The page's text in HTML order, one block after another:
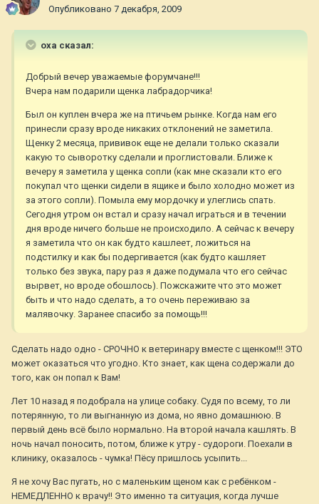
Опубликовано 7 декабря, 2009
oxa сказал:
Добрый вечер уважаемые форумчане!!!
Вчера нам подарили щенка лабрадорчика!
Был он куплен вчера же на птичьем рынке. Когда нам его
принесли сразу вроде никаких отклонений не заметила.
Щенку 2 месяца, прививок еще не делали только сказали
какую то сыворотку сделали и проглистовали. Ближе к
вечеру я заметила у щенка сопли (как мне сказали кто его
покупал что щенки сидели в ящике и было холодно может из
за этого сопли). Помыла ему мордочку и улеглись спать.
Сегодня утром он встал и сразу начал играться и в течении
дня вроде ничего больше не происходило. А сейчас к вечеру
я заметила что он как будто кашлеет, ложиться на
подстилку и как бы подергивается (как будто кашляет
только без звука, пару раз я даже подумала что его сейчас
вырвет, но вроде обошлось). Пожскажите что это может
быть и что надо сделать, а то очень переживаю за
малявочку. Заранее спасибо за помощь!!!
Сделать надо одно - СРОЧНО к ветеринару вместе с щенком!!! ЭТО
может оказаться что угодно. Кто знает, как щена содержали до
того, как он попал к Вам!
Лет 10 назад я подобрала на улице собаку. Судя по всему, то ли
потерянную, то ли выгнанную из дома, но явно домашнюю. В
первый день всё было нормально. На второй начала кашлять. В
ночь начал поносить, потом, ближе к утру - судороги. Поехали в
клинику, оказалось - чумка! Пёсу пришлось усыпить...
Я не хочу Вас пугать, но с маленьким щеном как с ребёнком -
НЕМЕДЛЕННО к врачу!! Это именно та ситуация, когда лучше